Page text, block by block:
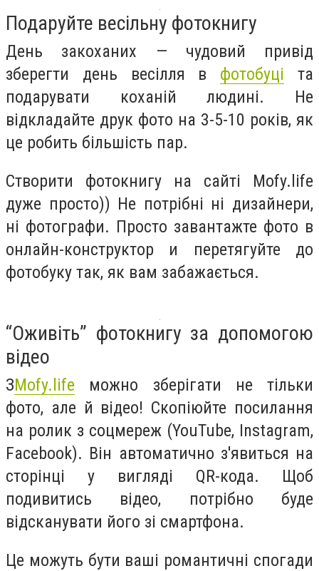
Подаруйте весільну фотокнигу
День закоханих — чудовий привід
зберегти день весілля в фотобуці та
подарувати коханій людині. Не
відкладайте друк фото на 3-5-10 років, як
це робить більшість пар.
Створити фотокнигу на сайті Mofy.life
дуже просто)) Не потрібні ні дизайнери,
ні фотографи. Просто завантажте фото в
онлайн-конструктор и перетягуйте до
фотобуку так, як вам забажається.
“Оживіть” фотокнигу за допомогою
відео
ЗMofy.life можно зберігати не тільки
фото, але й відео! Скопіюйте посилання
на ролик з соцмереж (YouTube, Instagram,
Facebook). Він автоматично з'явиться на
сторінці у вигляді QR-кода. Щоб
подивитись відео, потрібно буде
відсканувати його зі смартфона.
Це можуть бути ваші романтичні спогади